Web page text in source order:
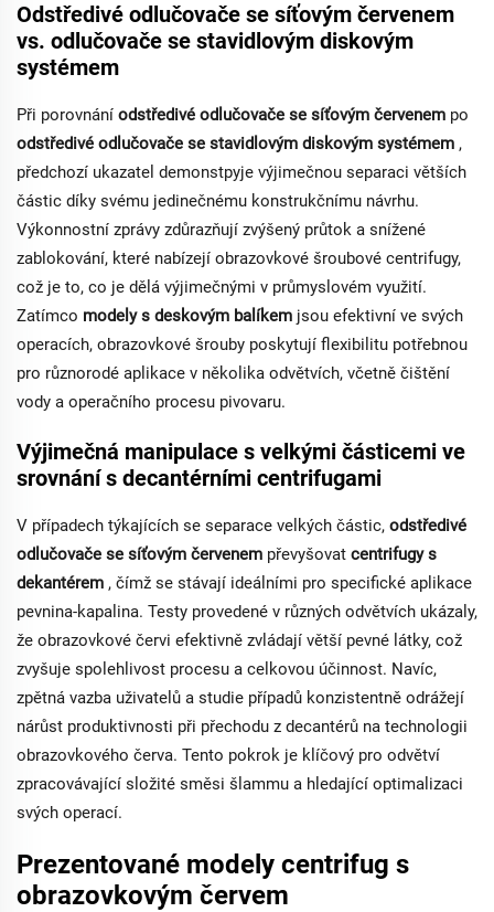
Odstředivé odlučovače se síťovým červenem
vs. odlučovače se stavidlovým diskovým
systémem
Při porovnání odstředivé odlučovače se síťovým červenem po
odstředivé odlučovače se stavidlovým diskovým systémem ,
předchozí ukazatel demonstруje výjimečnou separaci větších
částic díky svému jedinečnému konstrukčnímu návrhu.
Výkonnostní zprávy zdůrazňují zvýšený průtok a snížené
zablokování, které nabízejí obrazovkové šroubové centrifugy,
což je to, co je dělá výjimečnými v průmyslovém využití.
Zatímco modely s deskovým balíkem jsou efektivní ve svých
operacích, obrazovkové šrouby poskytují flexibilitu potřebnou
pro různorodé aplikace v několika odvětvích, včetně čištění
vody a operačního procesu pivovaru.
Výjimečná manipulace s velkými částicemi ve
srovnání s decantérními centrifugami
V případech týkajících se separace velkých částic, odstředivé
odlučovače se síťovým červenem převyšovat centrifugy s
dekantérem , čímž se stávají ideálními pro specifické aplikace
pevnina-kapalina. Testy provedené v různých odvětvích ukázaly,
že obrazovkové červi efektivně zvládají větší pevné látky, což
zvyšuje spolehlivost procesu a celkovou účinnost. Navíc,
zpětná vazba uživatelů a studie případů konzistentně odrážejí
nárůst produktivnosti při přechodu z decantérů na technologii
obrazovkového červa. Tento pokrok je klíčový pro odvětví
zpracovávající složité směsi šlammu a hledající optimalizaci
svých operací.
Prezentované modely centrifug s
obrazovkovým červem